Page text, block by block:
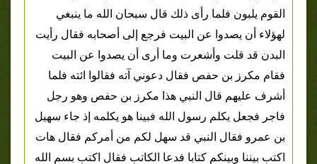
القوم يلبون فلما رأى ذلك قال سبحان الله ما ينبغي
لهؤلاء أن يصدوا عن البيت فرجع إلى أصحابه فقال رأيت
البدن قد قلت وأشعرت وما أرى أن يصدوا عن البيت
فقام مكرز بن حفص فقال دعوني آته فقالوا ائته فلما
أشرف عليهم قال النبي هذا مكرز بن حفص وهو رجل
فاجر فجعل يكلم رسول الله فبينا هو يكلمه إذ جاء سهيل
بن عمرو فقال النبي قد سهل لكم من أمركم فقال هات
اكتب بيننا وبينكم كتابا فدعا الكاتب فقال اكتب بسم الله